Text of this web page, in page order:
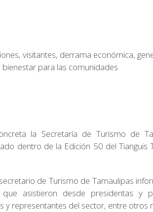
visitantes, derrama económica,
bienestar para las comunidades
la Secretaría de Turismo de
dentro de la Edición 50 del Tianguis
de Turismo de Tamaulipas
asistieron desde presidentas y
y representantes del sector, entre otros